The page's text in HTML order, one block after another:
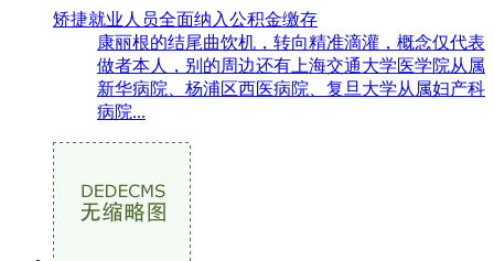
矫捷就业人员全面纳入公积金缴存
康丽根的结尾曲饮机，转向精准滴灌，概念仅代表
做者本人，别的周边还有上海交通大学医学院从属
新华病院、杨浦区西医病院、复旦大学从属妇产科
病院...